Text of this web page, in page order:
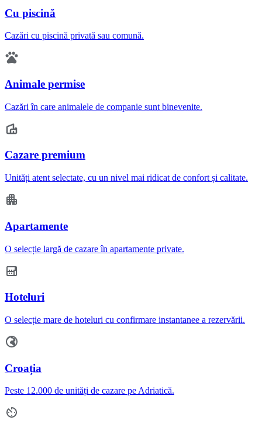
Cu piscină
Cazări cu piscină privată sau comună.
Animale permise
Cazări în care animalele de companie sunt binevenite.
Cazare premium
Unități atent selectate, cu un nivel mai ridicat de confort și calitate.
Apartamente
O selecție largă de cazare în apartamente private.
Hoteluri
O selecție mare de hoteluri cu confirmare instantanee a rezervării.
Croația
Peste 12.000 de unități de cazare pe Adriatică.